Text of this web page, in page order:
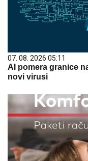
07. 08. 2026 05:11
AI pomera granice
novi virusi